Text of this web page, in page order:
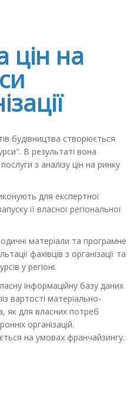
цін на
будівництва створюється
В результаті вона
з аналізу цін на ринку
для експертної
її власної регіональної
матеріали та програмне
фахівців з організації та
у регіоні.
інформаційну базу даних
вартості матеріально-
як для власних потреб
організацій.
на умовах франчайзингу.